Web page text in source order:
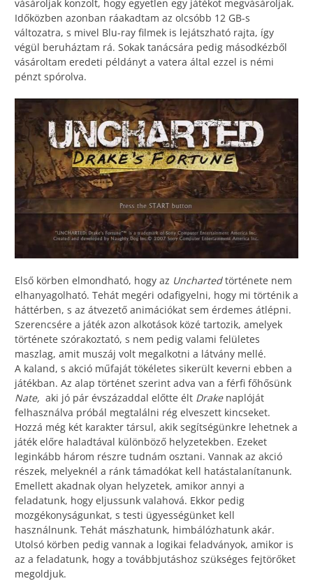
vásároljak konzolt, hogy egyetlen egy játékot megvásároljak.
Időközben azonban ráakadtam az olcsóbb 12 GB-s
változatra, s mivel Blu-ray filmek is lejátszható rajta, így
végül beruháztam rá. Sokak tanácsára pedig másodkézből
vásároltam eredeti példányt a vatera által ezzel is némi
pénzt spórolva.
Első körben elmondható, hogy az Unchartedtörténete nem
elhanyagolható. Tehát megéri odafigyelni, hogy mi történik a
háttérben, s az átvezető animációkat sem érdemes átlépni.
Szerencsére a játék azon alkotások közé tartozik, amelyek
története szórakoztató, s nem pedig valami felületes
maszlag, amit muszáj volt megalkotni a látvány mellé.
A kaland, s akció műfaját tökéletes sikerült keverni ebben a
játékban. Az alap történet szerint adva van a férfi főhősünk
Nate, aki jó pár évszázaddal előtte élt Drake naplóját
felhasználva próbál megtalálni rég elveszett kincseket.
Hozzá még két karakter társul, akik segítségünkre lehetnek a
játék előre haladtával különböző helyzetekben. Ezeket
leginkább három részre tudnám osztani. Vannak az akció
részek, melyeknél a ránk támadókat kell hatástalanítanunk.
Emellett akadnak olyan helyzetek, amikor annyi a
feladatunk, hogy eljussunk valahová. Ekkor pedig
mozgékonyságunkat, s testi ügyességünket kell
használnunk. Tehát mászhatunk, himbálózhatunk akár.
Utolsó körben pedig vannak a logikai feladványok, amikor is
az a feladatunk, hogy a továbbjutáshoz szükséges fejtörőket
megoldjuk.